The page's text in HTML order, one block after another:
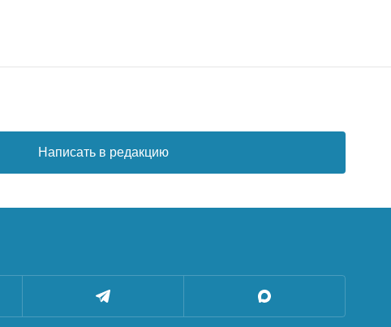
Написать в редакцию